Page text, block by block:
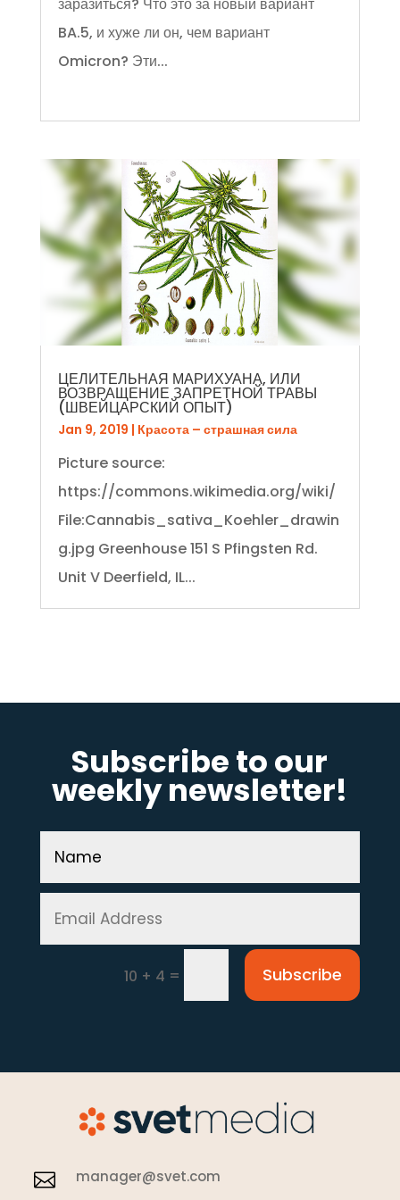
заразиться? Что это за новый вариант
BA.5, и хуже ли он, чем вариант
Omicron? Эти...
ЦЕЛИТЕЛЬНАЯ МАРИХУАНА, ИЛИ
ВОЗВРАЩЕНИЕ ЗАПРЕТНОЙ ТРАВЫ
(ШВЕЙЦАРСКИЙ ОПЫТ)
Jan 9, 2019 | Красота – страшная сила
Picture source:
https://commons.wikimedia.org/wiki/
File:Cannabis_sativa_Koehler_drawin
g.jpg Greenhouse 151 S Pfingsten Rd.
Unit V Deerfield, IL...
Subscribe to our
weekly newsletter!
10 + 4 = Subscribe
 manager@svet.com